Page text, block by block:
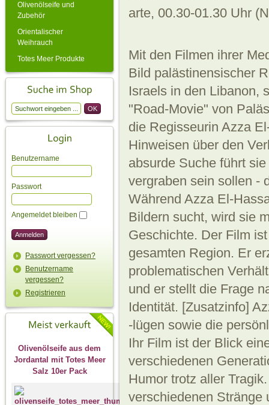
Olivenölseife und
Zubehör
Orientalischer
Weihrauch
Totes Meer Produkte
Benutzername
Passwort
Angemeldet bleiben
Passwort vergessen?
Benutzername
vergessen?
Registrieren
Olivenölseife aus dem
Jordantal mit Totes Meer
Salz 10er Pack
arte, 00.30-01.30 Uhr
Mit den Filmen ihrer
Bild palästinensischer
Israels in den Libanon,
"Road-Movie" von
die Regisseurin Azza
Hinweisen über den
absurde Suche führt
vergraben sein sollen -
Während Azza El-
Bildern sucht, wird sie
Geschichte. Der Film
gesamten Region. Er
problematischen
und er stellt die Frage
Identität. [Zusatzinfo]
-lügen sowie die
Ihr Film ist der Blick
verschiedenen
Humor trotz aller
verschiedenen Stränge